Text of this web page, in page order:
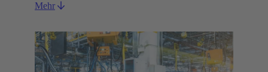
Mehr